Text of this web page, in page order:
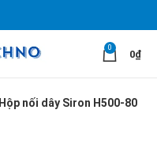
0
0₫
Hộp nối dây Siron H500-80